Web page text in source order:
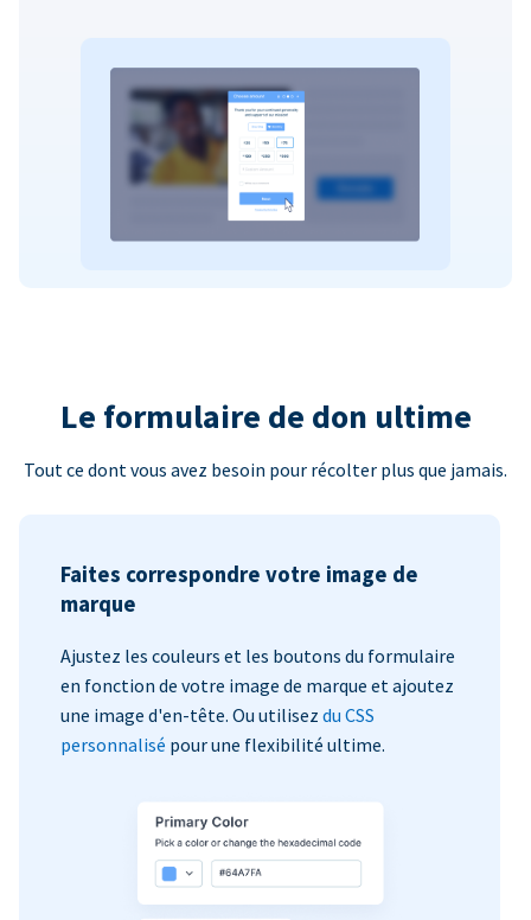
Le formulaire de don ultime
Tout ce dont vous avez besoin pour récolter plus que jamais.
Faites correspondre votre image de
marque
Ajustez les couleurs et les boutons du formulaire
en fonction de votre image de marque et ajoutez
une image d'en-tête. Ou utilisez du CSS
personnalisé pour une flexibilité ultime.